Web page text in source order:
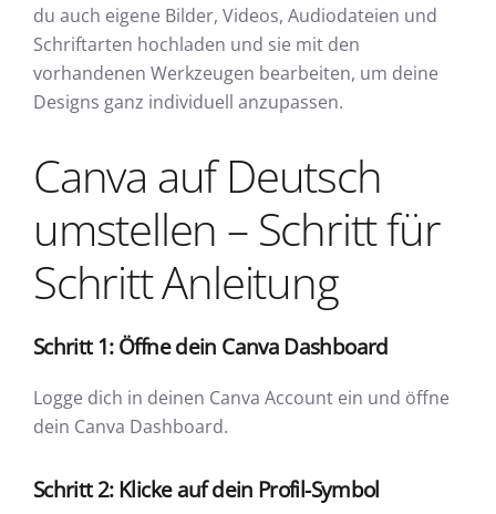
du auch eigene Bilder, Videos, Audiodateien und
Schriftarten hochladen und sie mit den
vorhandenen Werkzeugen bearbeiten, um deine
Designs ganz individuell anzupassen.
Canva auf Deutsch
umstellen – Schritt für
Schritt Anleitung
Schritt 1: Öffne dein Canva Dashboard
Logge dich in deinen Canva Account ein und öffne
dein Canva Dashboard.
Schritt 2: Klicke auf dein Profil-Symbol